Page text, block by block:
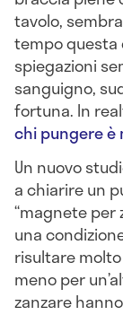
tavolo,
tempo
spiegazioni
sanguigno,
fortuna. In
chi pungere è
Un nuovo
a chiarire un
“magnete per
una
risultare
meno per
zanzare